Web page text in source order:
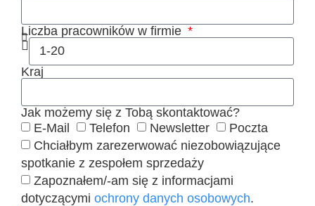
Liczba pracowników w firmie
Kraj
Jak możemy się z Tobą skontaktować?
E-Mail
Telefon Newsletter
Poczta
Chciałbym zarezerwować niezobowiązujące
spotkanie z zespołem sprzedaży
Zapoznałem/-am się z informacjami
dotyczącymi ochrony danych osobowych.